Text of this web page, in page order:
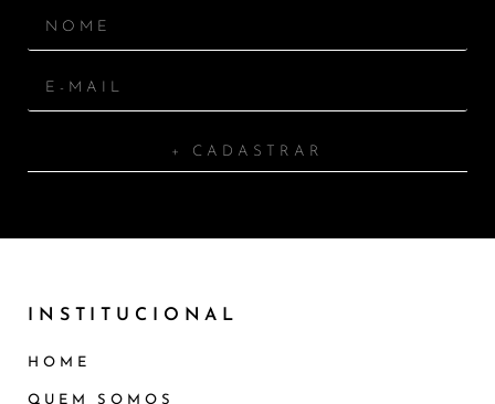
+ CADASTRAR
INSTITUCIONAL
HOME
QUEM SOMOS